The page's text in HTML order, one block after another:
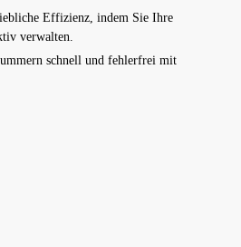
Effizienz, indem Sie Ihre
verwalten.
schnell und fehlerfrei mit